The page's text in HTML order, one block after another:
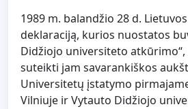
1989 m. balandžio 28 d.
deklaraciją, kurios nuostatos
Didžiojo universiteto
suteikti jam savarankiškos
Universitetų įstatymo
Vilniuje ir Vytauto Didžiojo